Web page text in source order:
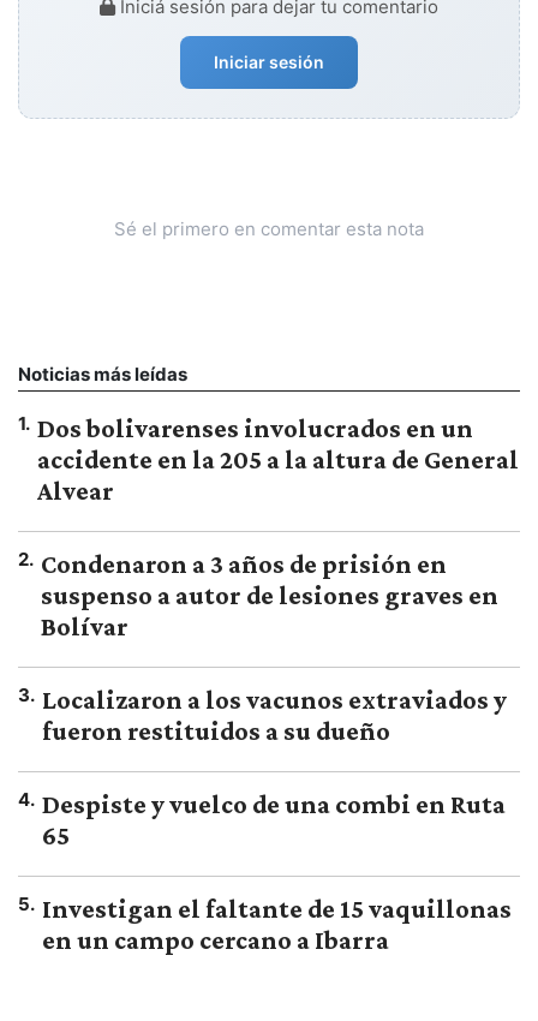
Iniciá sesión para dejar tu comentario
Iniciar sesión
Sé el primero en comentar esta nota
Noticias más leídas
1. Dos bolivarenses involucrados en un
accidente en la 205 a la altura de General
Alvear
2. Condenaron a 3 años de prisión en
suspenso a autor de lesiones graves en
Bolívar
3. Localizaron a los vacunos extraviados y
fueron restituidos a su dueño
4. Despiste y vuelco de una combi en Ruta
65
5. Investigan el faltante de 15 vaquillonas
en un campo cercano a Ibarra